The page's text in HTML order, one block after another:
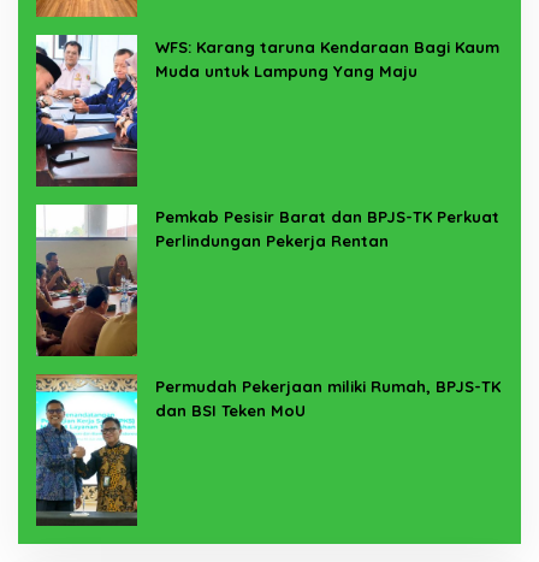
WFS: Karang taruna Kendaraan Bagi Kaum
Muda untuk Lampung Yang Maju
Pemkab Pesisir Barat dan BPJS-TK Perkuat
Perlindungan Pekerja Rentan
Permudah Pekerjaan miliki Rumah, BPJS-TK
dan BSI Teken MoU